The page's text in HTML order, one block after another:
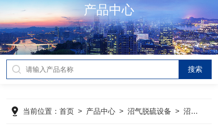
产品中心
当前位置：首页 > 产品中心 >沼气脱硫设备 >沼气水封器